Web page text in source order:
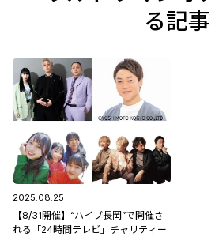
る記事
2025.08.25
【8/31開催】“ハイブ長岡”で開催さ
れる「24時間テレビ」チャリティー